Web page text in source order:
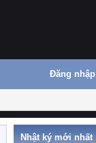
Đăng nhập
Nhật ký mới nhất